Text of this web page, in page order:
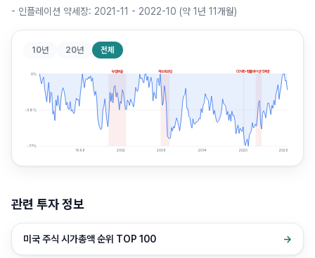
- 인플레이션 약세장: 2021-11 - 2022-10 (약 1년 11개월)
10년 20년 전체
닷컴버블 서브프라임 COVID-19인플레이션 약세장
0%
-38%
-77%
1996 2002 2008 2014 2020 2026
관련 투자 정보
미국 주식 시가총액 순위 TOP 100 →